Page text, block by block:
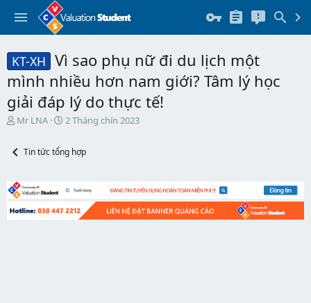
KT-XH Vì sao phụ nữ đi du lịch một
mình nhiều hơn nam giới? Tâm lý học
giải đáp lý do thực tế!
T
e
d
s
t
Mr LNA
N
y
t
đ
2 Tháng chín 2023
Tin tức tổng hợp